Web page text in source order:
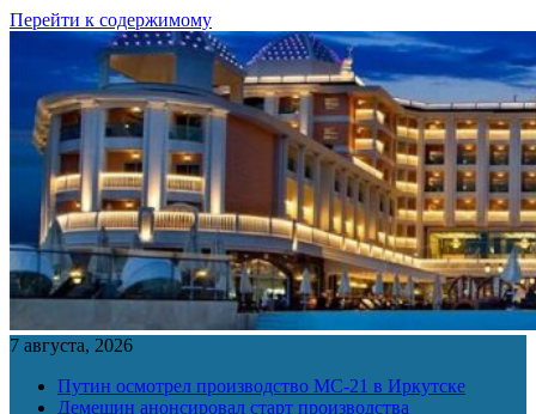
Перейти к содержимому
7 августа, 2026
Путин осмотрел производство МС-21 в Иркутске
Демешин анонсировал старт производства